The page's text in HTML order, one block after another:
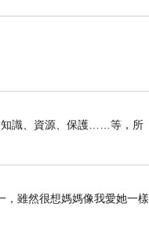
知識、資源、保護……等，所
，雖然很想媽媽像我愛她一樣